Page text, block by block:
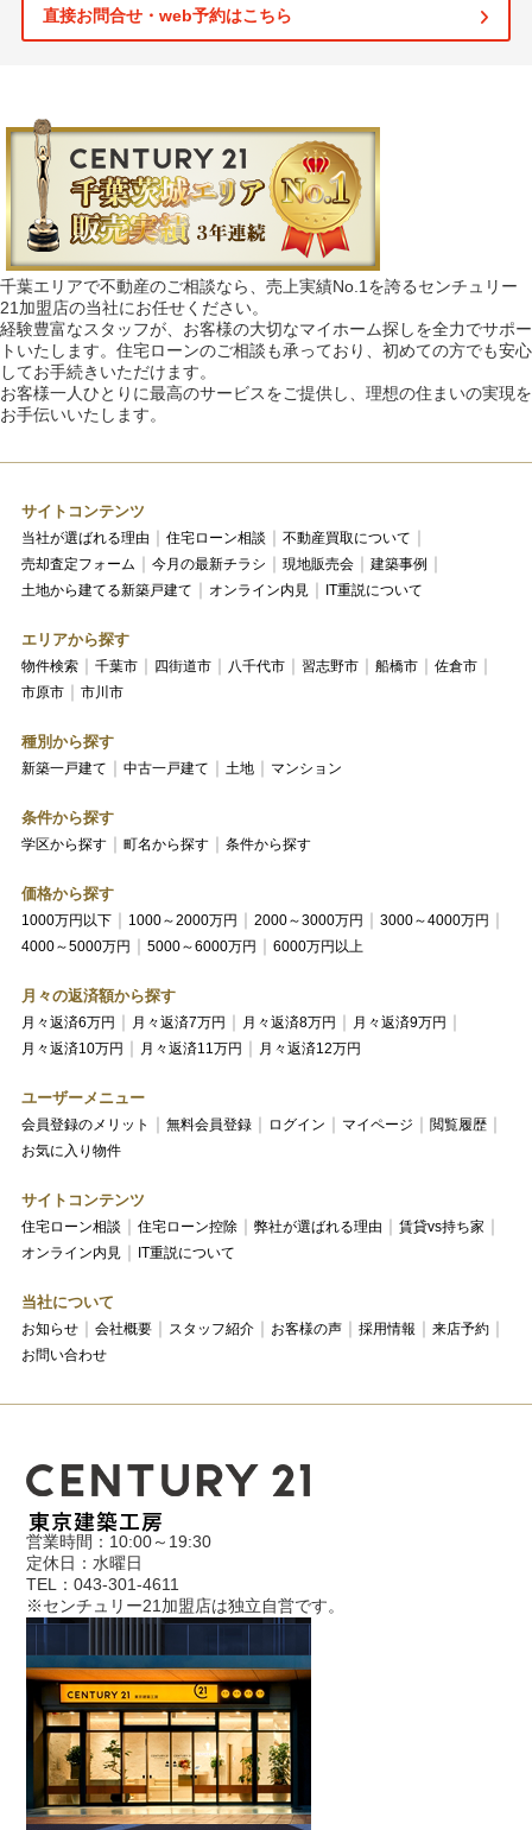
直接お問合せ・web予約はこちら
千葉エリアで不動産のご相談なら、売上実績No.1を誇るセンチュリー
21加盟店の当社にお任せください。
経験豊富なスタッフが、お客様の大切なマイホーム探しを全力でサポー
トいたします。住宅ローンのご相談も承っており、初めての方でも安心
してお手続きいただけます。
お客様一人ひとりに最高のサービスをご提供し、理想の住まいの実現を
お手伝いいたします。
サイトコンテンツ
当社が選ばれる理由 住宅ローン相談
不動産買取について
売却査定フォーム
今月の最新チラシ 現地販売会
建築事例
土地から建てる新築戸建て
オンライン内見 IT重説について
エリアから探す
物件検索 千葉市 四街道市 八千代市 習志野市 船橋市
佐倉市
市原市
市川市
種別から探す
新築一戸建て 中古一戸建て 土地 マンション
条件から探す
学区から探す 町名から探す 条件から探す
価格から探す
1000万円以下 1000～2000万円 2000～3000万円
3000～4000万円
4000～5000万円
5000～6000万円 6000万円以上
月々の返済額から探す
月々返済6万円 月々返済7万円 月々返済8万円
月々返済9万円
月々返済10万円
月々返済11万円 月々返済12万円
ユーザーメニュー
会員登録のメリット 無料会員登録 ログイン マイページ
閲覧履歴
お気に入り物件
サイトコンテンツ
住宅ローン相談 住宅ローン控除 弊社が選ばれる理由
賃貸vs持ち家
オンライン内見
IT重説について
当社について
お知らせ 会社概要 スタッフ紹介 お客様の声 採用情報
来店予約
お問い合わせ
営業時間：10:00～19:30
定休日：水曜日
TEL：043-301-4611
※センチュリー21加盟店は独立自営です。